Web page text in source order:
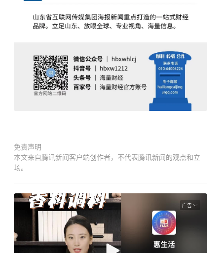
免责声明
本文来自腾讯新闻客户端创作者，不代表腾讯新闻的观点和立
场。
广告